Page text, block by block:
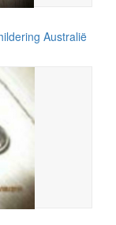
Australië